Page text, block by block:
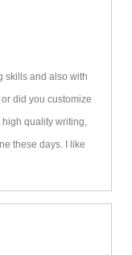
skills and also with
did you customize
quality writing,
these days. I like